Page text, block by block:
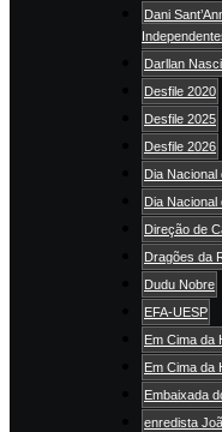
Dani
Darllan
Desfile 2020
Desfile 2025
Desfile 2026
Dia Nacional
Dia Nacional
Direção de
Dragões da
Dudu Nobre
EFA-UESP
Em Cima da
Em Cima da
Embaixada
enredista